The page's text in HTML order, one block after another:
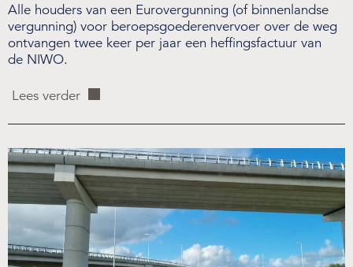
Alle houders van een Eurovergunning (of binnenlandse
vergunning) voor beroepsgoederenvervoer over de weg
ontvangen twee keer per jaar een heffingsfactuur van
de NIWO.
Lees verder